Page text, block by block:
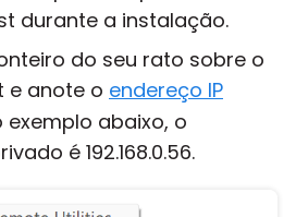
durante a instalação.
do seu rato sobre o
e anote o endereço IP
exemplo abaixo, o
é 192.168.0.56.